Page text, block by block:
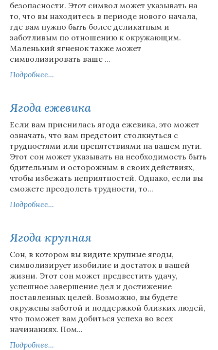
безопасности. Этот символ может указывать на
то, что вы находитесь в периоде нового начала,
где вам нужно быть более деликатным и
заботливым по отношению к окружающим.
Маленький ягненок также может
символизировать ваше ...
Подробнее...
Ягода ежевика
Если вам приснилась ягода ежевика, это может
означать, что вам предстоит столкнуться с
трудностями или препятствиями на вашем пути.
Этот сон может указывать на необходимость быть
бдительным и осторожным в своих действиях,
чтобы избежать неприятностей. Однако, если вы
сможете преодолеть трудности, то...
Подробнее...
Ягода крупная
Сон, в котором вы видите крупные ягоды,
символизирует изобилие и достаток в вашей
жизни. Этот сон может предвестить удачу,
успешное завершение дел и достижение
поставленных целей. Возможно, вы будете
окружены заботой и поддержкой близких людей,
что поможет вам добиться успеха во всех
начинаниях. Пом...
Подробнее...